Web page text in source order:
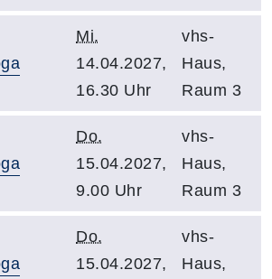
Mi.
14.04.2027,
16.30 Uhr
vhs-
Haus,
Raum 3
Do.
15.04.2027,
9.00 Uhr
vhs-
Haus,
Raum 3
Do.
15.04.2027,
vhs-
Haus,